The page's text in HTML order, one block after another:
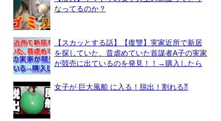
なってるのか？
【スカッとする話】【復讐】実家近所で新居
を探していた、昔虐めていた首謀者A子の実家
が競売に出ているのを発見！！→購入したら
女子が 巨大風船 に入る！脱出！割れる⁈